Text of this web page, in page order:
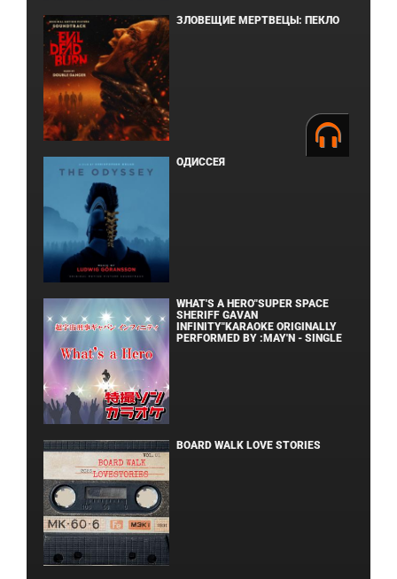
ЗЛОВЕЩИЕ МЕРТВЕЦЫ: ПЕКЛО
ОДИССЕЯ
WHAT'S A HERO"SUPER SPACE
SHERIFF GAVAN
INFINITY"KARAOKE ORIGINALLY
PERFORMED BY :MAY'N - SINGLE
BOARD WALK LOVE STORIES